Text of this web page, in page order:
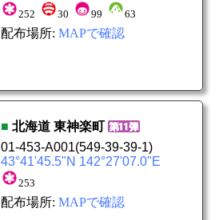
252 30 99 63
配布場所: MAPで確認
■ 北海道 東神楽町
01-453-A001(549-39-39-1)
43°41'45.5"N 142°27'07.0"E
253
配布場所: MAPで確認